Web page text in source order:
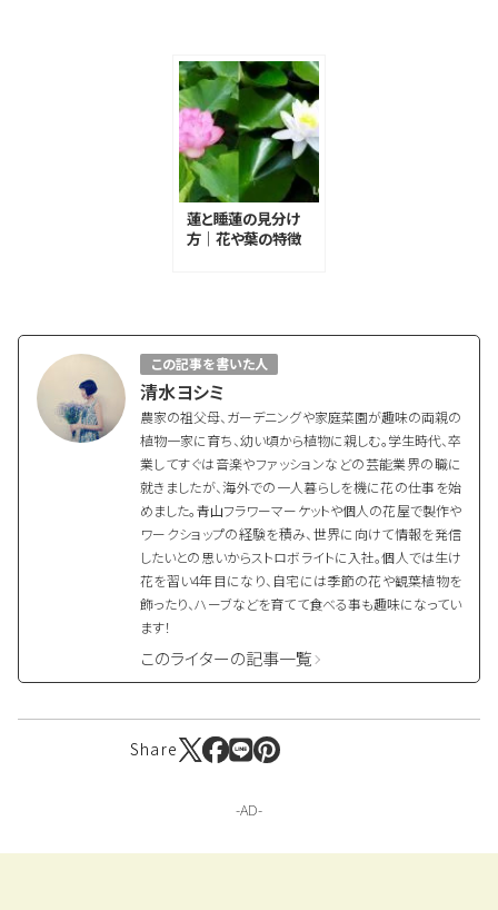
蓮と睡蓮の見分け
方｜花や葉の特徴
この記事を書いた人
清水ヨシミ
農家の祖父母、ガーデニングや家庭菜園が趣味の両親の
植物一家に育ち、幼い頃から植物に親しむ。学生時代、卒
業してすぐは音楽やファッションなどの芸能業界の職に
就きましたが、海外での一人暮らしを機に花の仕事を始
めました。青山フラワーマーケットや個人の花屋で製作や
ワークショップの経験を積み、世界に向けて情報を発信
したいとの思いからストロボライトに入社。個人では生け
花を習い4年目になり、自宅には季節の花や観葉植物を
飾ったり、ハーブなどを育てて食べる事も趣味になってい
ます！
このライターの記事一覧
Share